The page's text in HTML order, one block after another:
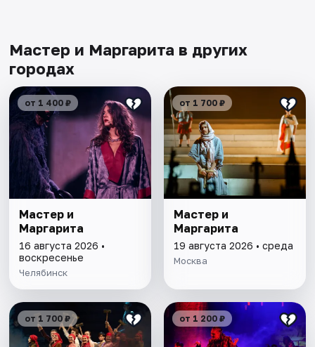
Мастер и Маргарита в других
городах
от 1 400 ₽
Мастер и
Маргарита
16 августа 2026 •
воскресенье
Челябинск
от 1 700 ₽
Мастер и
Маргарита
19 августа 2026 • среда
Москва
от 1 700 ₽ от 1 200 ₽